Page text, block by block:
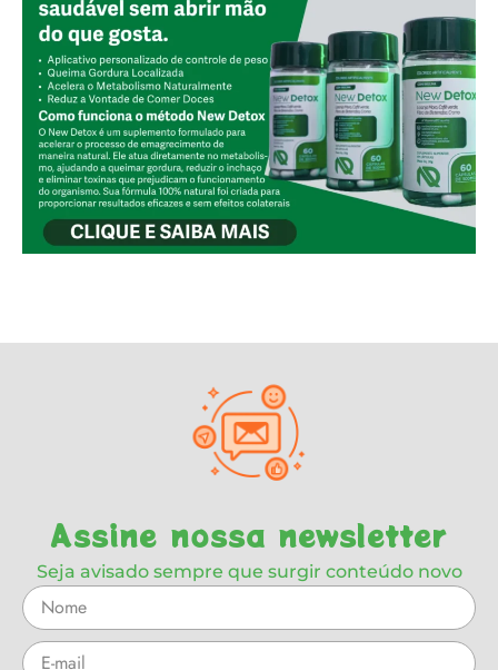
Assine nossa newsletter
Seja avisado sempre que surgir conteúdo novo